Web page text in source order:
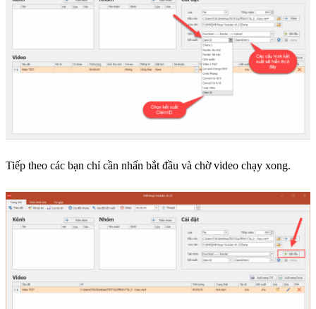
Tiếp theo các bạn chỉ cần nhấn bắt đầu và chờ video chạy xong.